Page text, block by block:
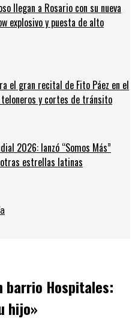
llegan a Rosario con su nueva
explosivo y puesta de alto
el gran recital de Fito Páez en el
y cortes de tránsito
2026: lanzó “Somos Más”
estrellas latinas
barrio Hospitales:
hijo»